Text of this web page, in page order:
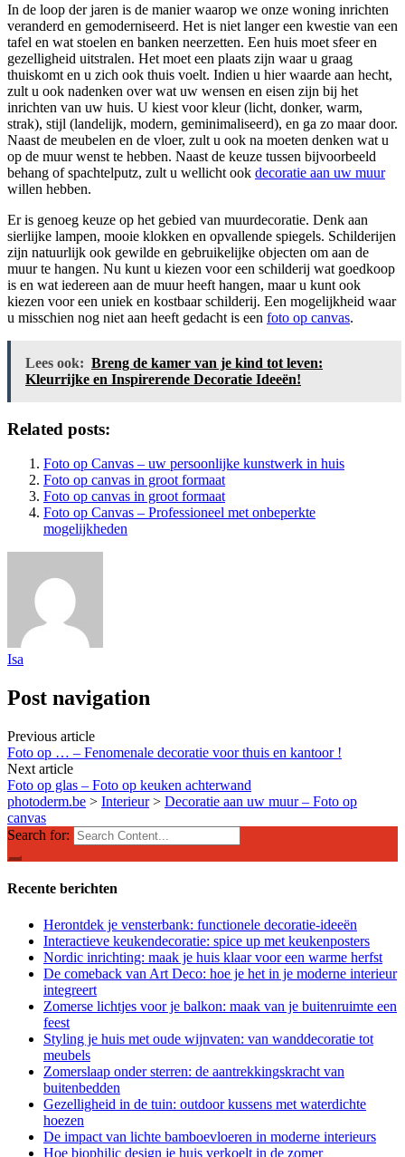
In de loop der jaren is de manier waarop we onze woning inrichten
veranderd en gemoderniseerd. Het is niet langer een kwestie van een
tafel en wat stoelen en banken neerzetten. Een huis moet sfeer en
gezelligheid uitstralen. Het moet een plaats zijn waar u graag
thuiskomt en u zich ook thuis voelt. Indien u hier waarde aan hecht,
zult u ook nadenken over wat uw wensen en eisen zijn bij het
inrichten van uw huis. U kiest voor kleur (licht, donker, warm,
strak), stijl (landelijk, modern, geminimaliseerd), en ga zo maar door.
Naast de meubelen en de vloer, zult u ook na moeten denken wat u
op de muur wenst te hebben. Naast de keuze tussen bijvoorbeeld
behang of spachtelputz, zult u wellicht ook decoratie aan uw muur
willen hebben.
Er is genoeg keuze op het gebied van muurdecoratie. Denk aan
sierlijke lampen, mooie klokken en opvallende spiegels. Schilderijen
zijn natuurlijk ook gewilde en gebruikelijke objecten om aan de
muur te hangen. Nu kunt u kiezen voor een schilderij wat goedkoop
is en wat iedereen aan de muur heeft hangen, maar u kunt ook
kiezen voor een uniek en kostbaar schilderij. Een mogelijkheid waar
u misschien nog niet aan heeft gedacht is een foto op canvas.
Lees ook: Breng de kamer van je kind tot leven:
Kleurrijke en Inspirerende Decoratie Ideeën!
Related posts:
Foto op Canvas – uw persoonlijke kunstwerk in huis
Foto op canvas in groot formaat
Foto op canvas in groot formaat
Foto op Canvas – Professioneel met onbeperkte
mogelijkheden
Isa
Post navigation
Previous article
Foto op … – Fenomenale decoratie voor thuis en kantoor !
Next article
Foto op glas – Foto op keuken achterwand
photoderm.be > Interieur> Decoratie aan uw muur – Foto op
canvas
Search for:
Recente berichten
Herontdek je vensterbank: functionele decoratie-ideeën
Interactieve keukendecoratie: spice up met keukenposters
Nordic inrichting: maak je huis klaar voor een warme herfst
De comeback van Art Deco: hoe je het in je moderne interieur
integreert
Zomerse lichtjes voor je balkon: maak van je buitenruimte een
feest
Styling je huis met oude wijnvaten: van wanddecoratie tot
meubels
Zomerslaap onder sterren: de aantrekkingskracht van
buitenbedden
Gezelligheid in de tuin: outdoor kussens met waterdichte
hoezen
De impact van lichte bamboevloeren in moderne interieurs
Hoe biophilic design je huis verkoelt in de zomer